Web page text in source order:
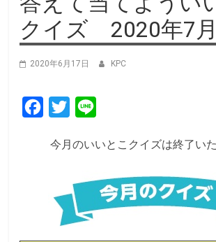
クイズ 2020年7
2020年6月17日 KPC
T
i
t
e
n
今月のいいとこクイズは終了い